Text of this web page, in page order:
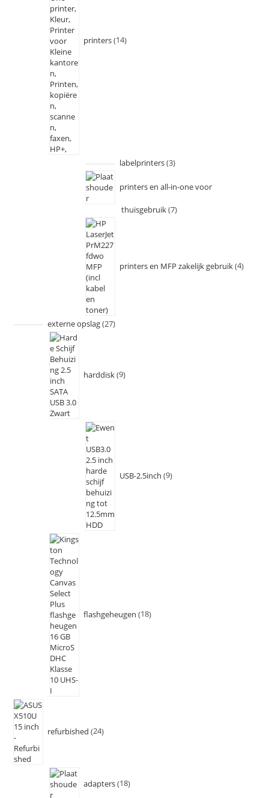
printers 14
labelprinters 3
printers en all-in-one voor
thuisgebruik 7
printers en MFP zakelijk gebruik 4
externe opslag 27
harddisk 9
USB-2.5inch 9
flashgeheugen 18
refurbished 24
adapters 18